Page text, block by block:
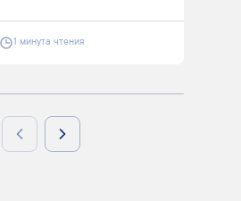
1 минута чтения
Previous slideNext slide